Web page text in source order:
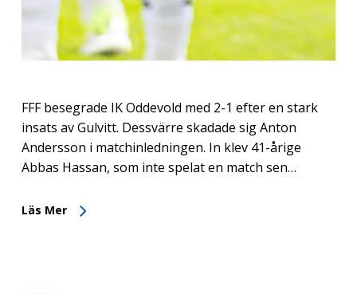
FFF besegrade IK Oddevold med 2-1 efter en stark
insats av Gulvitt. Dessvärre skadade sig Anton
Andersson i matchinledningen. In klev 41-årige
Abbas Hassan, som inte spelat en match sen…
Läs Mer